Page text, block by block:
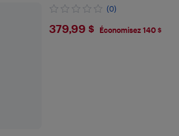
(0)
$379.99
379,99 $ Économisez 140 $